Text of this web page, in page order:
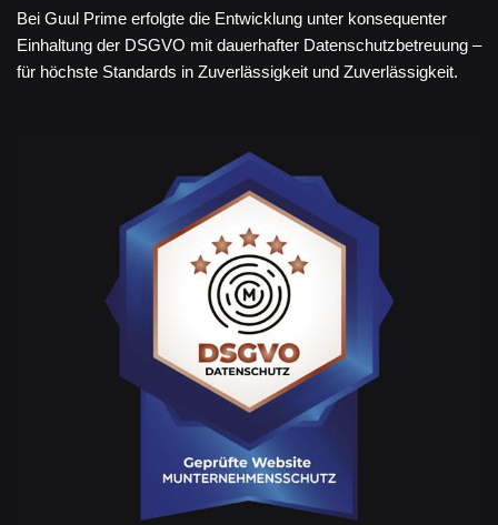
Bei Guul Prime erfolgte die Entwicklung unter konsequenter
Einhaltung der DSGVO mit dauerhafter Datenschutzbetreuung –
für höchste Standards in Zuverlässigkeit und Zuverlässigkeit.